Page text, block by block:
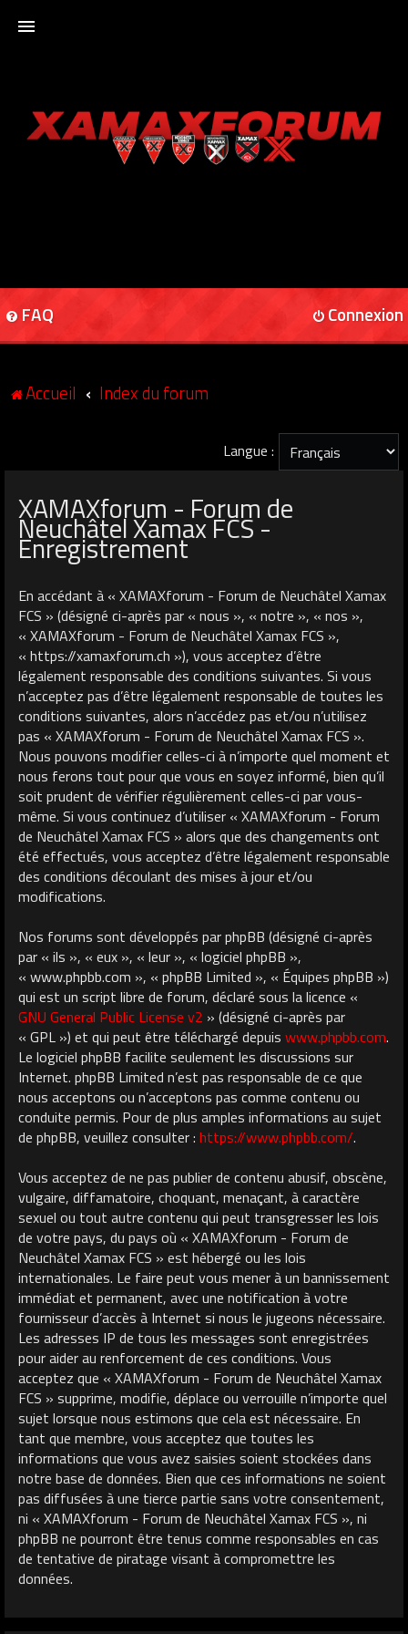
XAMAXFORUM
FAQ Connexion
Accueil Index du forum
Langue :
XAMAXforum - Forum de
Neuchâtel Xamax FCS -
Enregistrement
En accédant à « XAMAXforum - Forum de Neuchâtel Xamax
FCS » (désigné ci-après par « nous », « notre », « nos »,
« XAMAXforum - Forum de Neuchâtel Xamax FCS »,
« https://xamaxforum.ch »), vous acceptez d’être
légalement responsable des conditions suivantes. Si vous
n’acceptez pas d’être légalement responsable de toutes les
conditions suivantes, alors n’accédez pas et/ou n’utilisez
pas « XAMAXforum - Forum de Neuchâtel Xamax FCS ».
Nous pouvons modifier celles-ci à n’importe quel moment et
nous ferons tout pour que vous en soyez informé, bien qu’il
soit prudent de vérifier régulièrement celles-ci par vous-
même. Si vous continuez d’utiliser « XAMAXforum - Forum
de Neuchâtel Xamax FCS » alors que des changements ont
été effectués, vous acceptez d’être légalement responsable
des conditions découlant des mises à jour et/ou
modifications.
Nos forums sont développés par phpBB (désigné ci-après
par « ils », « eux », « leur », « logiciel phpBB »,
« www.phpbb.com », « phpBB Limited », « Équipes phpBB »)
qui est un script libre de forum, déclaré sous la licence «
GNU General Public License v2 » (désigné ci-après par
« GPL ») et qui peut être téléchargé depuis www.phpbb.com.
Le logiciel phpBB facilite seulement les discussions sur
Internet. phpBB Limited n’est pas responsable de ce que
nous acceptons ou n’acceptons pas comme contenu ou
conduite permis. Pour de plus amples informations au sujet
de phpBB, veuillez consulter : https://www.phpbb.com/.
Vous acceptez de ne pas publier de contenu abusif, obscène,
vulgaire, diffamatoire, choquant, menaçant, à caractère
sexuel ou tout autre contenu qui peut transgresser les lois
de votre pays, du pays où « XAMAXforum - Forum de
Neuchâtel Xamax FCS » est hébergé ou les lois
internationales. Le faire peut vous mener à un bannissement
immédiat et permanent, avec une notification à votre
fournisseur d’accès à Internet si nous le jugeons nécessaire.
Les adresses IP de tous les messages sont enregistrées
pour aider au renforcement de ces conditions. Vous
acceptez que « XAMAXforum - Forum de Neuchâtel Xamax
FCS » supprime, modifie, déplace ou verrouille n’importe quel
sujet lorsque nous estimons que cela est nécessaire. En
tant que membre, vous acceptez que toutes les
informations que vous avez saisies soient stockées dans
notre base de données. Bien que ces informations ne soient
pas diffusées à une tierce partie sans votre consentement,
ni « XAMAXforum - Forum de Neuchâtel Xamax FCS », ni
phpBB ne pourront être tenus comme responsables en cas
de tentative de piratage visant à compromettre les
données.